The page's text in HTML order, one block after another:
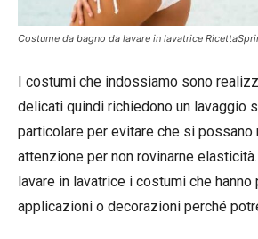
Costume da bagno da lavare in lavatrice
I costumi che indossiamo sono
delicati quindi richiedono un lavaggio
particolare per evitare che si possano
attenzione per non rovinarne
lavare in lavatrice i costumi che hanno
applicazioni o decorazioni perché